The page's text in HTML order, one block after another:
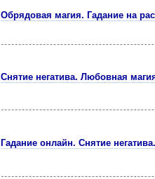
Обрядовая магия. Гадание на
Снятие негатива. Любовная
Гадание онлайн. Снятие